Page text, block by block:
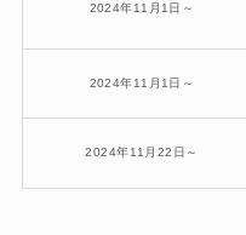
2024年11月1日～
2024年11月1日～
2024年11月22日～